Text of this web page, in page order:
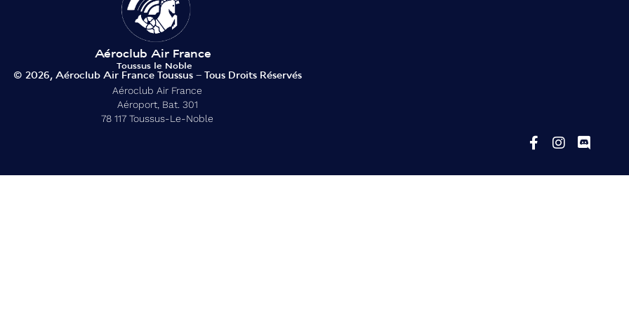
© 2026, Aéroclub Air France Toussus – Tous Droits Réservés
Aéroclub Air France
Aéroport, Bat. 301
78 117 Toussus-Le-Noble